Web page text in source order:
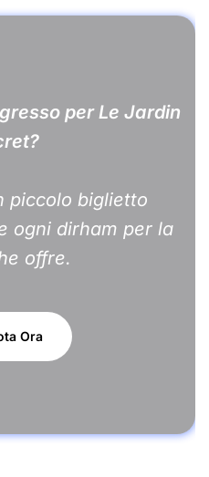
per Le Jardin
piccolo biglietto
ogni dirham per la
offre.
Ora